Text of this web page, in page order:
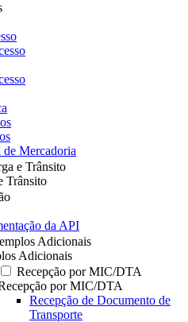
de Mercadoria
e Trânsito
Trânsito
da API
Adicionais
Adicionais
Recepção por MIC/DTA
por MIC/DTA
Recepção de Documento de
Transporte